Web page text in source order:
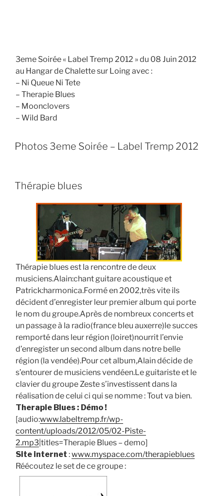
3eme Soirée « Label Tremp 2012 » du 08 Juin 2012
au Hangar de Chalette sur Loing avec :
– Ni Queue Ni Tete
– Therapie Blues
– Moonclovers
– Wild Bard
Photos 3eme Soirée – Label Tremp 2012
Thérapie blues
Thérapie blues est la rencontre de deux
musiciens.Alain:chant guitare acoustique et
Patrick:harmonica.Formé en 2002,très vite ils
décident d’enregister leur premier album qui porte
le nom du groupe.Après de nombreux concerts et
un passage à la radio(france bleu auxerre)le succes
remporté dans leur région (loiret)nourrit l’envie
d’enregister un second album dans notre belle
région (la vendée).Pour cet album,Alain décide de
s’entourer de musiciens vendéen.Le guitariste et le
clavier du groupe Zeste s’investissent dans la
réalisation de celui ci qui se nomme : Tout va bien.
Therapie Blues : Démo !
[audio:www.labeltremp.fr/wp-
content/uploads/2012/05/02-Piste-
2.mp3 |titles=Therapie Blues – demo]
Site internet :www.myspace.com/therapieblues
Réécoutez le set de ce groupe :